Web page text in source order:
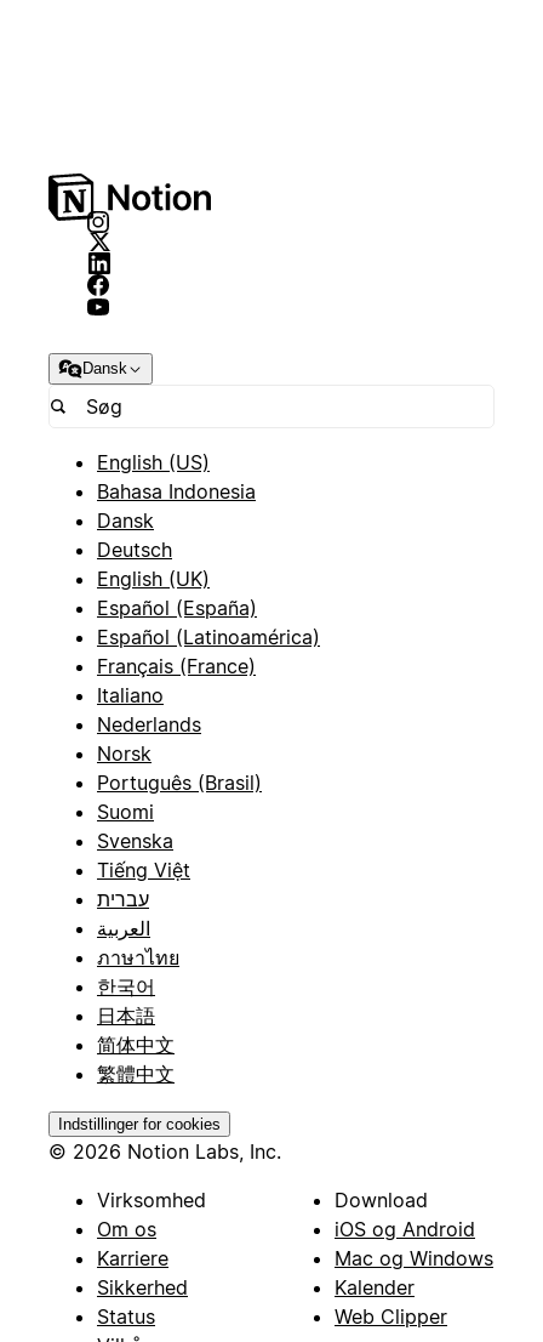
Dansk
English (US)
Bahasa Indonesia
Dansk
Deutsch
English (UK)
Español (España)
Español (Latinoamérica)
Français (France)
Italiano
Nederlands
Norsk
Português (Brasil)
Suomi
Svenska
Tiếng Việt
עברית
العربية
ภาษาไทย
한국어
日本語
简体中文
繁體中文
Indstillinger for cookies
© 2026 Notion Labs, Inc.
Virksomhed
Om os
Karriere
Sikkerhed
Status
Download
iOS og Android
Mac og Windows
Kalender
Web Clipper